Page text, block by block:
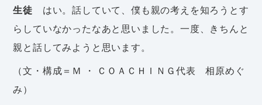
生徒 はい。話していて、僕も親の考えを知ろうとす
らしていなかったなあと思いました。一度、きちんと
親と話してみようと思います。
（文・構成＝Ｍ ・ ＣＯＡＣＨＩＮＧ代表 相原めぐ
み）